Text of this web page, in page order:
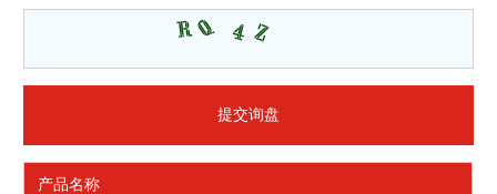
产品名称